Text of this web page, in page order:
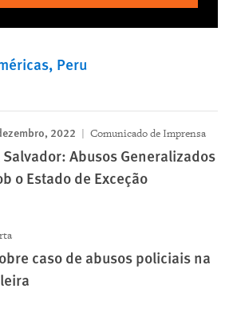
Peru
2022 Comunicado de Imprensa
Salvador: Abusos Generalizados
o Estado de Exceção
caso de abusos policiais na